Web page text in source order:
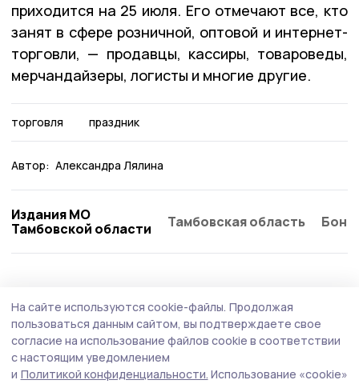
приходится на 25 июля. Его отмечают все, кто
занят в сфере розничной, оптовой и интернет-
торговли, — продавцы, кассиры, товароведы,
мерчандайзеры, логисты и многие другие.
торговля праздник
Автор: Александра Лялина
Издания МО
Тамбовской области
Тамбовская область
На сайте используются cookie-файлы. Продолжая
пользоваться данным сайтом, вы подтверждаете свое
согласие на использование файлов cookie в соответствии
с настоящим уведомлением
и Политикой конфиденциальности. Использование «cookie»